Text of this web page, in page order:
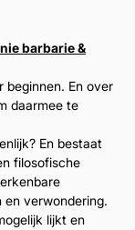
barbarie &
beginnen. En over
daarmee te
En bestaat
filosofische
verwondering.
lijkt en